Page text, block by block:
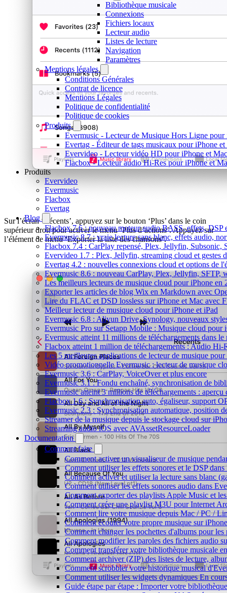
Bibliothèque musicale
Connexions
Fichiers locaux
Lecteur audio
Listes de lecture
Navigation
Paramètres
Mentions légales
Conditions Générales
Contrat de licence
Mentions Légales
Politique de confidentialité
Politique de cookies
Produits
Evermusic - Lecteur de Musique Hors Ligne pour
Evertag - Éditeur de tags musicaux pour iPhone
Evervideo - Lecteur vidéo HD pour iPhone et Mac
Flacbox - Lecteur audio Hi-Res pour iPhone et
Produits
Evervideo
Evermusic
Flacbox
Evertag
Blog
Flacbox 7.6 : nouveau moteur audio BASS, effets, DSP
Evermusic 8.7 : vraie lecture sans blanc, effets audio,
Flacbox 7.4 : CarPlay repensé, Plex, Jellyfin, Subsonic,
Evervideo 1.7 : Plex, Jellyfin, streaming cloud et gestes
Evertag 4.2 : nouvelles connexions cloud et options de
Evermusic 8.6 : nouveau CarPlay, Plex, Jellyfin, SFTP,
Les meilleurs lecteurs de musique cloud pour iPhone en
Exporter les articles de blog Wix en Markdown avec
Lire du FLAC et DSD lossless sur iPhone et Mac avec
Meilleur lecteur de musique cloud pour iPhone et iPad
Evermusic 6.8 : Aliyun Drive, Synology, nouveaux
Evermusic Pro sur Setapp Mobile : Musique cloud pour
Evermusic atteint 11 millions de téléchargements dans le
Flacbox atteint 1 million de téléchargements : Audio Hi-
Les 5 meilleures applications de lecteur de musique
Vidéo promotionnelle Evermusic : lecteur de musique
Evermusic 3.6 : CarPlay, VoiceOver et plus encore
Evermusic 3.1 : Fondu enchaîné, synchronisation de
Evermusic atteint 3 millions de téléchargements : aperçu
Flacbox 1.6 : Synchronisation auto, égaliseur, support
Evermusic 2.3 : Synchronisation automatique, position
Streamer de la musique depuis le stockage cloud sur
Streaming audio iOS avec AVAssetResourceLoader
Documentation
Comment faire
Comment activer un visualiseur de musique
Comment utiliser les effets sonores et le DSP
Comment activer et utiliser la lecture sans blanc
Comment utiliser les effets sonores audio dans
Comment exporter des playlists Apple Music et
Comment créer une playlist M3U pour Internet
Comment lire votre musique depuis Mac / PC /
Comment écouter votre propre musique sur
Comment changer les pochettes d'albums pour
Comment modifier les paroles des fichiers audio
Comment transférer votre bibliothèque musicale
Comment archiver (ZIP) des listes de lecture,
Comment scrobbler votre historique musical
Comment utiliser les widgets dynamiques En
Guide étape par étape : Importer votre
Sur l’écran ‘Récents’, appuyez sur le bouton ‘Plus’ dans le coin
supérieur droit pour activer le menu ‘Plus d’actions’. Appuyez sur
l’élément de menu ‘Exporter la liste des chansons’.